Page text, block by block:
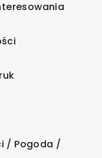
/ Pogoda /